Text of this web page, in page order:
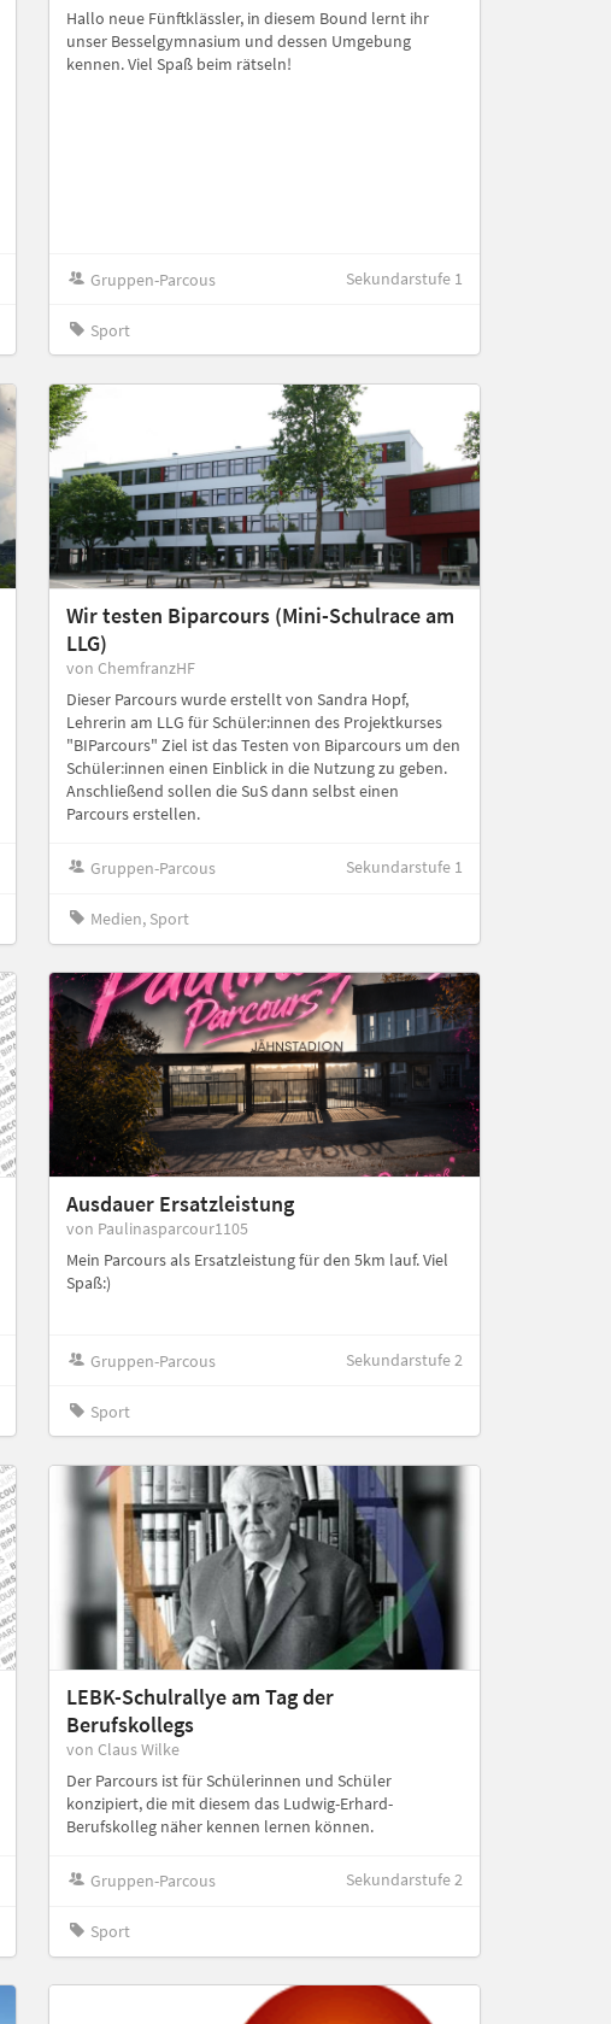
Hallo neue Fünftklässler, in diesem Bound lernt ihr
unser Besselgymnasium und dessen Umgebung
kennen. Viel Spaß beim rätseln!
Gruppen-Parcous Sekundarstufe 1
Sport
Wir testen Biparcours (Mini-Schulrace am
LLG)
von ChemfranzHF
Dieser Parcours wurde erstellt von Sandra Hopf,
Lehrerin am LLG für Schüler:innen des Projektkurses
"BIParcours" Ziel ist das Testen von Biparcours um den
Schüler:innen einen Einblick in die Nutzung zu geben.
Anschließend sollen die SuS dann selbst einen
Parcours erstellen.
Gruppen-Parcous Sekundarstufe 1
Medien, Sport
Ausdauer Ersatzleistung
von Paulinasparcour1105
Mein Parcours als Ersatzleistung für den 5km lauf. Viel
Spaß:)
Gruppen-Parcous Sekundarstufe 2
Sport
LEBK-Schulrallye am Tag der
Berufskollegs
von Claus Wilke
Der Parcours ist für Schülerinnen und Schüler
konzipiert, die mit diesem das Ludwig-Erhard-
Berufskolleg näher kennen lernen können.
Gruppen-Parcous Sekundarstufe 2
Sport